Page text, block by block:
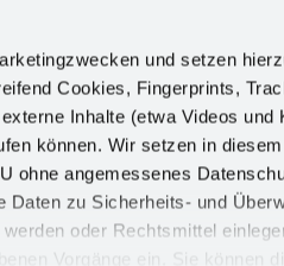
und setzen
Cookies, Fingerprints,
Inhalte (etwa Videos und
können. Wir setzen in
ohne angemessenes
Daten zu Sicherheits- und
oder Rechtsmittel
Vorgänge ein. Sie können